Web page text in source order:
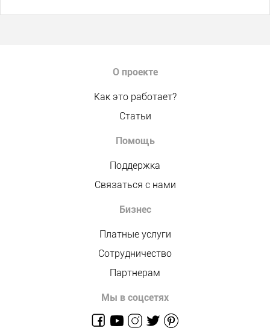
О проекте
Как это работает?
Статьи
Помощь
Поддержка
Связаться с нами
Бизнес
Платные услуги
Сотрудничество
Партнерам
Мы в соцсетях